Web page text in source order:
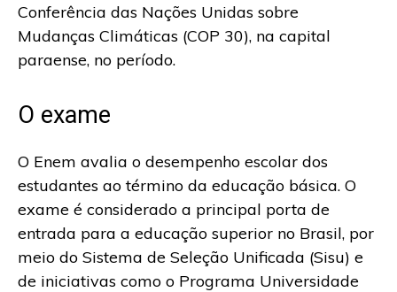
Conferência das Nações Unidas sobre
Mudanças Climáticas (COP 30), na capital
paraense, no período.
O exame
O Enem avalia o desempenho escolar dos
estudantes ao término da educação básica. O
exame é considerado a principal porta de
entrada para a educação superior no Brasil, por
meio do Sistema de Seleção Unificada (Sisu) e
de iniciativas como o Programa Universidade